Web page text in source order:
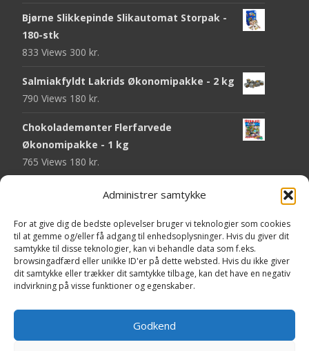
Administrer samtykke
For at give dig de bedste oplevelser bruger vi teknologier som cookies
til at gemme og/eller få adgang til enhedsoplysninger. Hvis du giver dit
samtykke til disse teknologier, kan vi behandle data som f.eks.
browsingadfærd eller unikke ID'er på dette websted. Hvis du ikke giver
dit samtykke eller trækker dit samtykke tilbage, kan det have en negativ
indvirkning på visse funktioner og egenskaber.
Godkend
Bjørne Slikkepinde Slikautomat Storpak -
180-stk
833 Views 300 kr.
Salmiakfyldt Lakrids Økonomipakke - 2 kg
790 Views 180 kr.
Chokolademønter Flerfarvede
Økonomipakke - 1 kg
765 Views 180 kr.
Malaco Stjerner Lakrids - 92 gram
Pringles Hot & Spicy - 165 gram
740 Views40 kr.
Fini Krudttønder Tyggegummi